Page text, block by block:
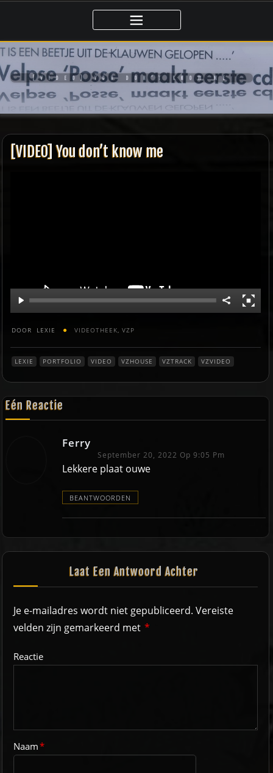
de
inhoud
[VIDEO] YOU DON’T KNOW ME
[VIDEO] You don’t know me
DOOR LEXIE VIDEOTHEEK VZP
LEXIE PORTFOLIO VIDEO VZHOUSE VZTRACK VZVIDEO
Eén Reactie
Ferry
September 20, 2022 Op 9:05 Pm
Lekkere plaat ouwe
BEANTWOORDEN
Laat Een Antwoord Achter
Je e-mailadres wordt niet gepubliceerd. Vereiste
velden zijn gemarkeerd met *
Reactie
Naam*